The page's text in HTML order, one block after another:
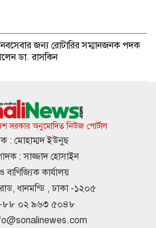
জন্য রোটারির সম্মানজনক পদক
ডা. রাসকিন
নির্দেশে সালাহউদ্দিন আহমদকে গুম
হয়: তদন্ত সংস্থা
৪ দিনের লম্বা ছুটির সুযোগ
সরকার অনুমোদিত নিউজ পোর্টাল
: মোহাম্মদ ইউনুছ
: সাজ্জাদ হোসাইন
বাণিজ্যিক কার্যালয়
ধানমন্ডি , ঢাকা -১২০৫
০২ ৯৬৩ ৫০৪৮